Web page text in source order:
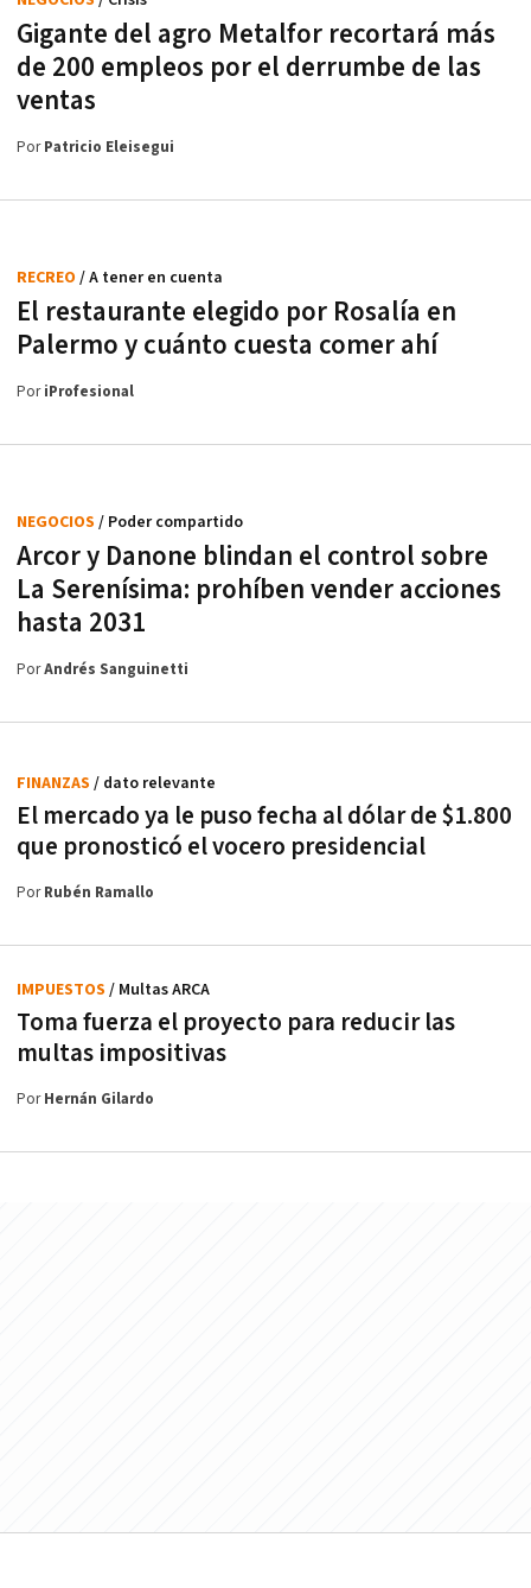
Gigante del agro Metalfor recortará más
de 200 empleos por el derrumbe de las
ventas
PorPatricio Eleisegui
El restaurante elegido por Rosalía en
Palermo y cuánto cuesta comer ahí
RECREO / A tener en cuenta
PoriProfesional
Arcor y Danone blindan el control sobre
La Serenísima: prohíben vender acciones
hasta 2031
NEGOCIOS / Poder compartido
PorAndrés Sanguinetti
El mercado ya le puso fecha al dólar de $1.800
que pronosticó el vocero presidencial
FINANZAS / dato relevante
PorRubén Ramallo
Toma fuerza el proyecto para reducir las
multas impositivas
IMPUESTOS / Multas ARCA
PorHernán Gilardo